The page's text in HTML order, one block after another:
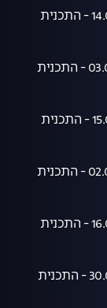
שיחת היום 14.08.23 - התכנית
שיחת היום 03.08.26 - התכנית
שיחת היום 15.08.23 - התכנית
שיחת היום 02.08.26 - התכנית
שיחת היום 16.08.23 - התכנית
שיחת היום 30.07.26 - התכנית